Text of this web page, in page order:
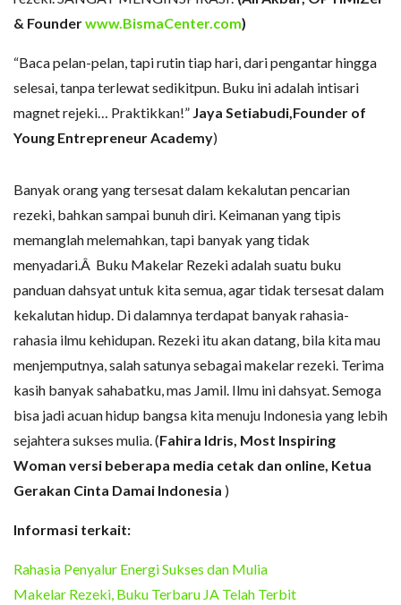
& Founderwww.BismaCenter.com)
“Baca pelan-pelan, tapi rutin tiap hari, dari pengantar hingga
selesai, tanpa terlewat sedikitpun. Buku ini adalah intisari
magnet rejeki… Praktikkan!” Jaya Setiabudi,Founder of
Young Entrepreneur Academy)
Banyak orang yang tersesat dalam kekalutan pencarian
rezeki, bahkan sampai bunuh diri. Keimanan yang tipis
memanglah melemahkan, tapi banyak yang tidak
menyadari.Â Buku Makelar Rezeki adalah suatu buku
panduan dahsyat untuk kita semua, agar tidak tersesat dalam
kekalutan hidup. Di dalamnya terdapat banyak rahasia-
rahasia ilmu kehidupan. Rezeki itu akan datang, bila kita mau
menjemputnya, salah satunya sebagai makelar rezeki. Terima
kasih banyak sahabatku, mas Jamil. Ilmu ini dahsyat. Semoga
bisa jadi acuan hidup bangsa kita menuju Indonesia yang lebih
sejahtera sukses mulia. (Fahira Idris, Most Inspiring
Woman versi beberapa media cetak dan online, Ketua
Gerakan Cinta Damai Indonesia )
Informasi terkait:
Rahasia Penyalur Energi Sukses dan Mulia
Makelar Rezeki, Buku Terbaru JA Telah Terbit